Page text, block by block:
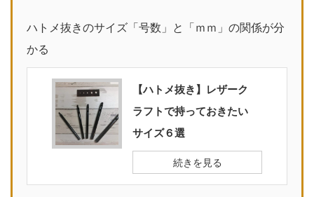
ハトメ抜きのサイズ「号数」と「ｍｍ」の関係が分
かる
【ハトメ抜き】レザーク
ラフトで持っておきたい
サイズ６選
続きを見る